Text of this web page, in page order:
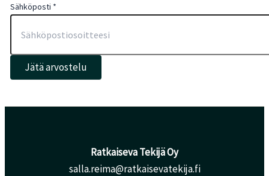
Sähköposti *
Jätä arvostelu
Ratkaiseva Tekijä Oy
salla.reima@ratkaisevatekija.fi